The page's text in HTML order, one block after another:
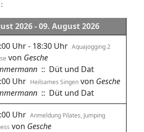
2026 - 09. August 2026
Uhr - 18:30 Uhr Aquajogging 2
von Gesche
:: Düt und Dat
Uhr Heilsames Singen von Gesche
:: Düt und Dat
Uhr Anmeldung Pilates, Jumping
von Gesche